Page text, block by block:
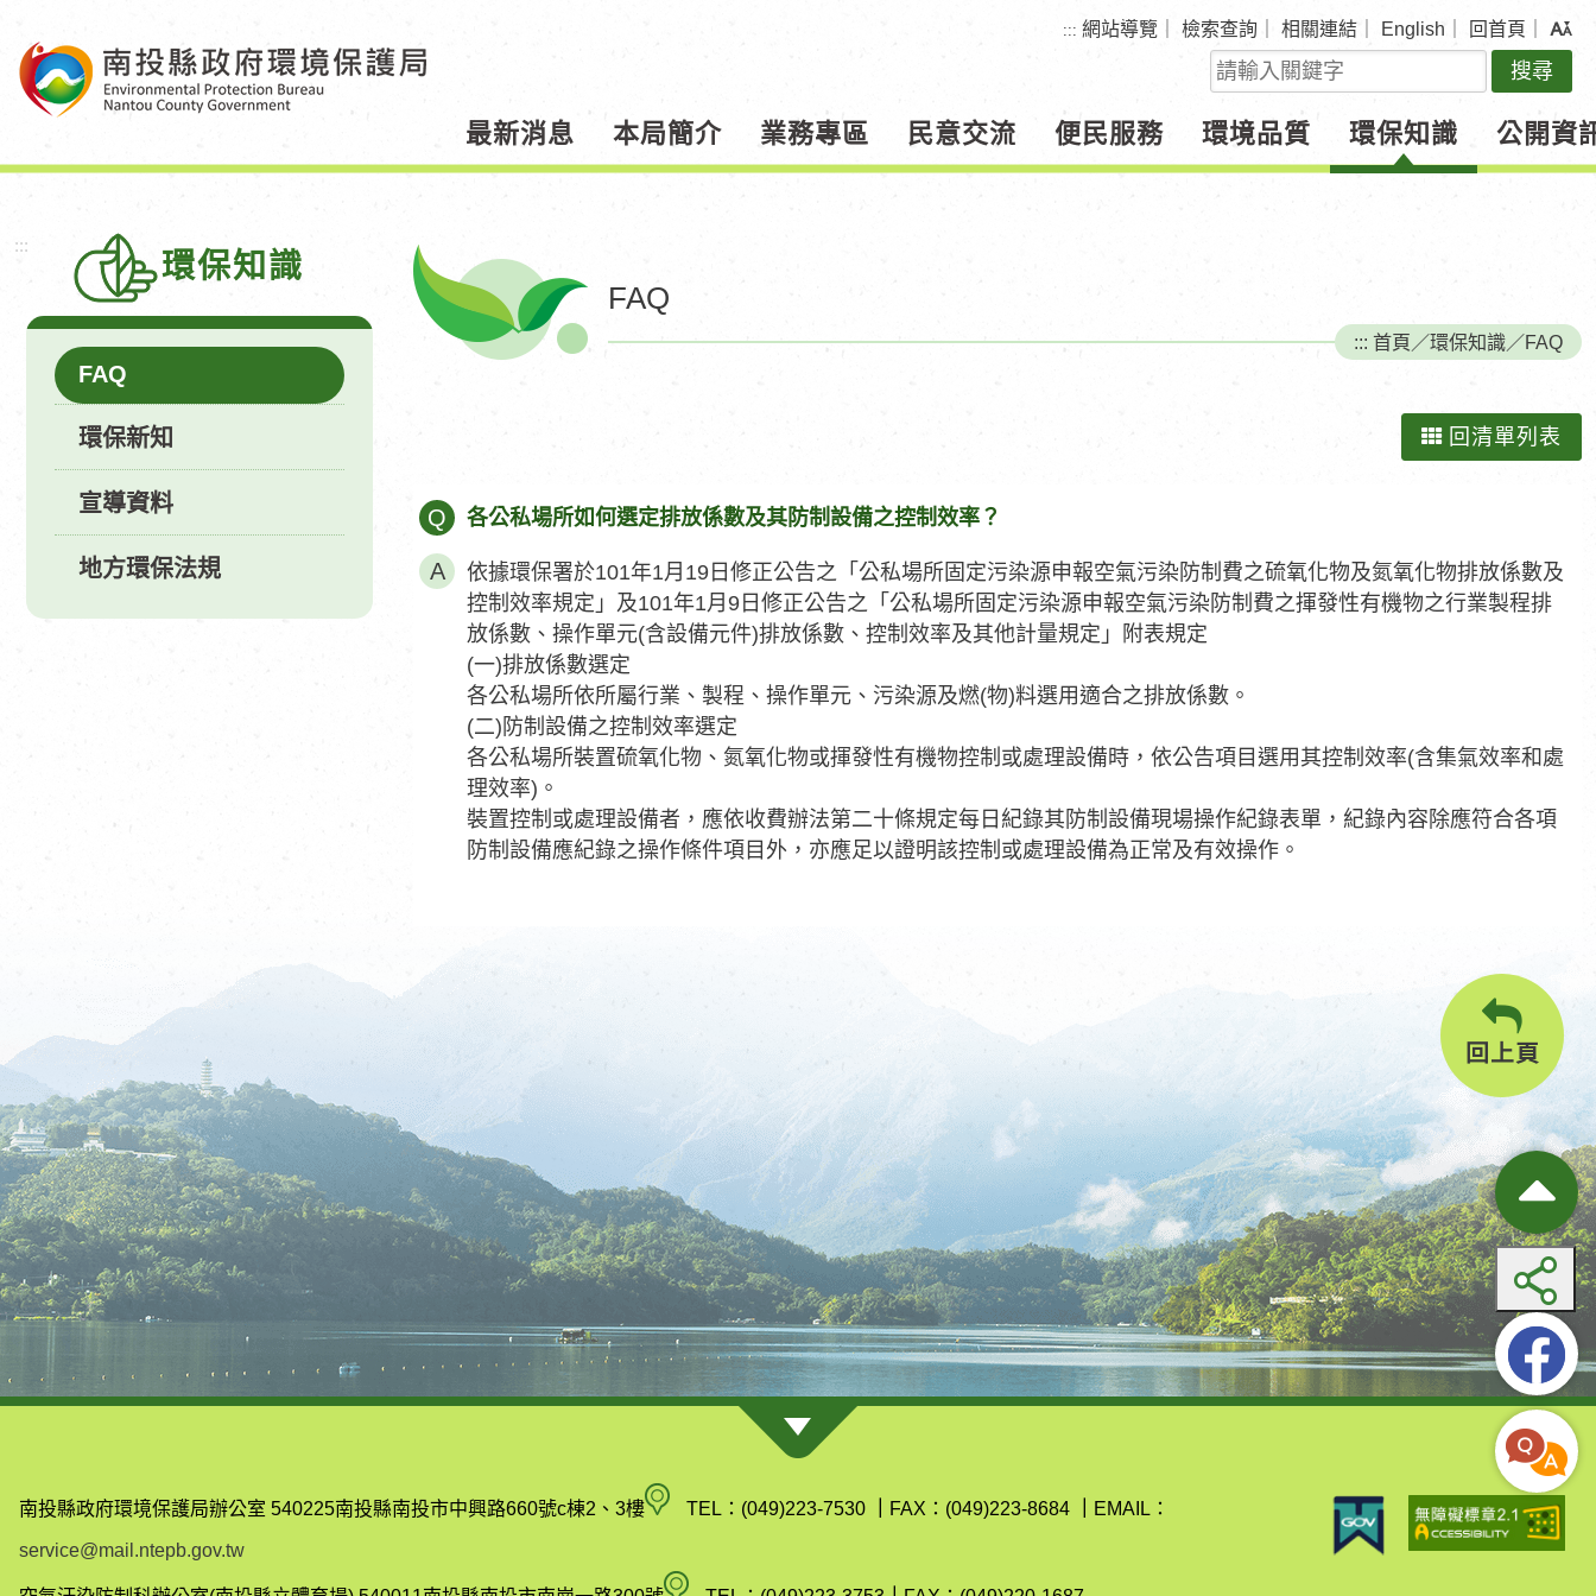
主
容
塊
::: 網站導覽 檢索查詢 相關連結 English 回首頁
關
鍵
字
查
詢
最新消息 本局簡介 業務專區 民意交流 便民服務 環境品質 環保知識 公開資
:::
環保知識
FAQ
環保新知
宣導資料
地方環保法規
FAQ
::: 首頁 ／環保知識／FAQ
回清單列表
Q 各公私場所如何選定排放係數及其防制設備之控制效率？
依據環保署於101年1月19日修正公告之「公私場所固定污染源申報空氣污染防制費之硫氧化物及氮氧化物排放係數及
控制效率規定」及101年1月9日修正公告之「公私場所固定污染源申報空氣污染防制費之揮發性有機物之行業製程排
放係數、操作單元(含設備元件)排放係數、控制效率及其他計量規定」附表規定
(一)排放係數選定
各公私場所依所屬行業、製程、操作單元、污染源及燃(物)料選用適合之排放係數。
(二)防制設備之控制效率選定
各公私場所裝置硫氧化物、氮氧化物或揮發性有機物控制或處理設備時，依公告項目選用其控制效率(含集氣效率和處
理效率)。
裝置控制或處理設備者，應依收費辦法第二十條規定每日紀錄其防制設備現場操作紀錄表單，紀錄內容除應符合各項
防制設備應紀錄之操作條件項目外，亦應足以證明該控制或處理設備為正常及有效操作。
回上頁
南投縣政府環境保護局辦公室 540225南投縣南投市中興路660號c棟2、3樓南
縣
TEL：(049)223-7530 FAX：(049)223-8684 EMAIL：
service@mail.ntepb.gov.tw
空